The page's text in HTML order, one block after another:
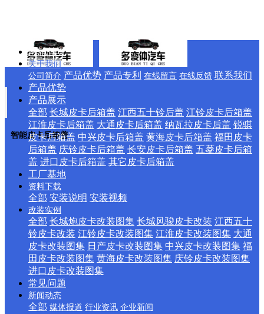
智能皮卡后箱盖
网站首页
关于我们
公司简介 产品优势 产品专利 在线留言 在线反馈 联系我们
产品优势
产品展示
全部 长城皮卡后箱盖 江西五十铃后盖 江铃皮卡后箱盖
江淮皮卡后箱盖 大通皮卡后箱盖 纳瓦拉皮卡后盖 锐骐
皮卡后箱盖 中兴皮卡后箱盖 黄海皮卡后箱盖 福田皮卡
后箱盖 庆铃皮卡后箱盖 长安皮卡后箱盖 五菱皮卡后箱
盖 进口皮卡后箱盖 其它皮卡后箱盖
工厂基地
资料下载
全部 安装说明 安装视频
改装实例
全部 长城炮皮卡改装图集 长城风骏皮卡改装 江西五十
铃皮卡改装 江铃皮卡改装图集 江淮皮卡改装图集 大通
皮卡改装图集 日产皮卡改装图集 中兴皮卡改装图集 福
田皮卡改装图集 黄海皮卡改装图集 庆铃皮卡改装图集
进口皮卡改装图集
常见问题
新闻动态
全部 媒体报道 行业资讯 企业新闻